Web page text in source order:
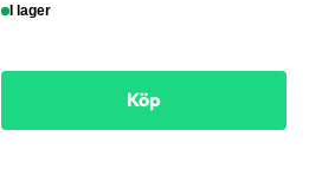
I lager
Köp